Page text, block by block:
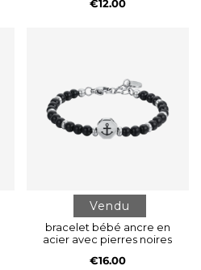
€12.00
Vendu
bracelet bébé ancre en
acier avec pierres noires
€16.00